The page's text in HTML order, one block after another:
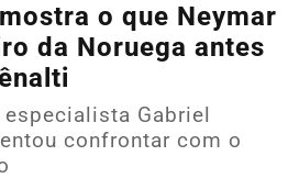
o que Neymar
da Noruega antes
Gabriel
confrontar com o